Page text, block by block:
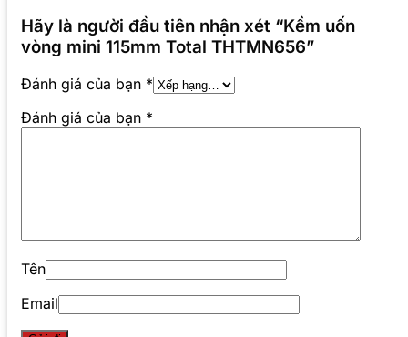
Hãy là người đầu tiên nhận xét “Kềm uốn
vòng mini 115mm Total THTMN656”
Đánh giá của bạn *
Đánh giá của bạn *
Tên
Email